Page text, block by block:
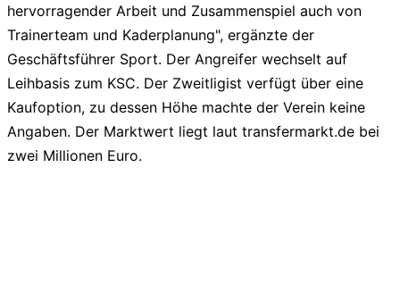
hervorragender Arbeit und Zusammenspiel auch von
Trainerteam und Kaderplanung", ergänzte der
Geschäftsführer Sport. Der Angreifer wechselt auf
Leihbasis zum KSC. Der Zweitligist verfügt über eine
Kaufoption, zu dessen Höhe machte der Verein keine
Angaben. Der Marktwert liegt laut transfermarkt.de bei
zwei Millionen Euro.